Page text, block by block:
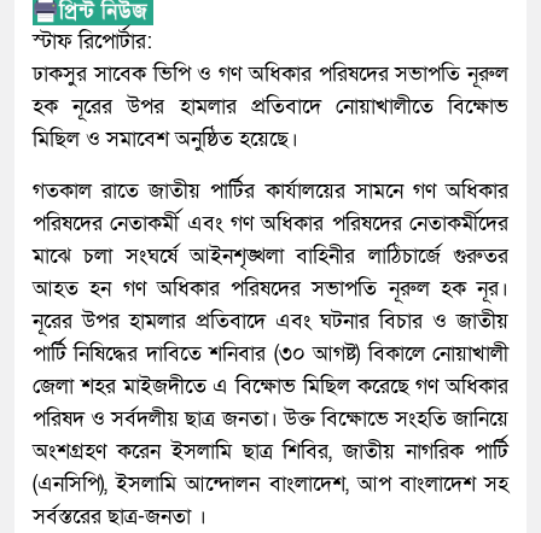
স্টাফ রিপোর্টার:
ঢাকসুর সাবেক ভিপি ও গণ অধিকার পরিষদের সভাপতি নূরুল
হক নূরের উপর হামলার প্রতিবাদে নোয়াখালীতে বিক্ষোভ
মিছিল ও সমাবেশ অনুষ্ঠিত হয়েছে।
গতকাল রাতে জাতীয় পার্টির কার্যালয়ের সামনে গণ অধিকার
পরিষদের নেতাকর্মী এবং গণ অধিকার পরিষদের নেতাকর্মীদের
মাঝে চলা সংঘর্ষে আইনশৃঙ্খলা বাহিনীর লাঠিচার্জে গুরুতর
আহত হন গণ অধিকার পরিষদের সভাপতি নূরুল হক নূর।
নূরের উপর হামলার প্রতিবাদে এবং ঘটনার বিচার ও জাতীয়
পার্টি নিষিদ্ধের দাবিতে শনিবার (৩০ আগষ্ট) বিকালে নোয়াখালী
জেলা শহর মাইজদীতে এ বিক্ষোভ মিছিল করেছে গণ অধিকার
পরিষদ ও সর্বদলীয় ছাত্র জনতা। উক্ত বিক্ষোভে সংহতি জানিয়ে
অংশগ্রহণ করেন ইসলামি ছাত্র শিবির, জাতীয় নাগরিক পার্টি
(এনসিপি), ইসলামি আন্দোলন বাংলাদেশ, আপ বাংলাদেশ সহ
সর্বস্তরের ছাত্র-জনতা ।